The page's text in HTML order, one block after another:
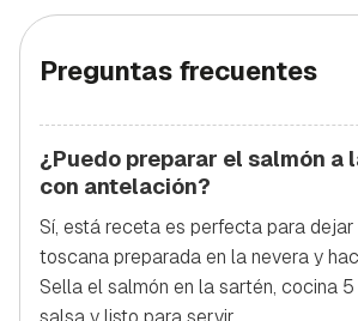
Preguntas frecuentes
¿Puedo preparar el salmón a
con antelación?
Sí, está receta es perfecta para
toscana preparada en la nevera y
Sella el salmón en la sartén, cocina